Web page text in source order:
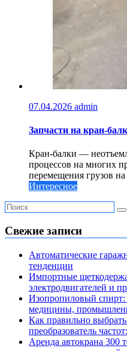
07.04.2026 admin
Запчасти на кран-
Кран-балки —
процессов на многих
перемещения грузов на
Интересное
Свежие записи
Автоматические
тенденции
Импортные
электродвигателей и
Изопропиловый спирт:
медицины,
Как правильно
преобразователь
Аренда автокрана 300